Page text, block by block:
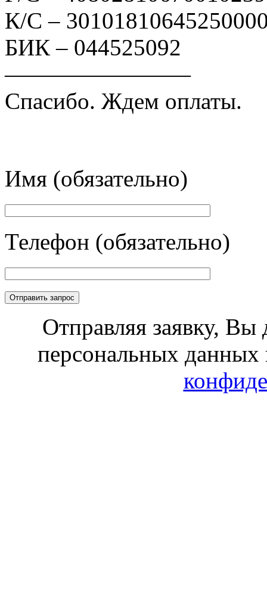
К/С –
БИК – 044525092
————————
Спасибо. Ждем оплаты.
Имя (обязательно)
Телефон (обязательно)
Отправляя заявку, Вы
персональных данных